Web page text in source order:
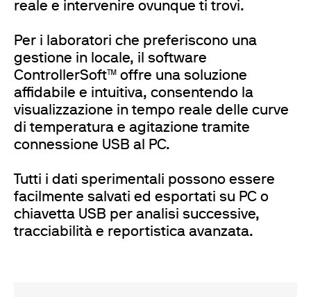
reale e intervenire ovunque ti trovi.
Per i laboratori che preferiscono una
gestione in locale, il software
ControllerSoft™ offre una soluzione
affidabile e intuitiva, consentendo la
visualizzazione in tempo reale delle curve
di temperatura e agitazione tramite
connessione USB al PC.
Tutti i dati sperimentali possono essere
facilmente salvati ed esportati su PC o
chiavetta USB per analisi successive,
tracciabilità e reportistica avanzata.